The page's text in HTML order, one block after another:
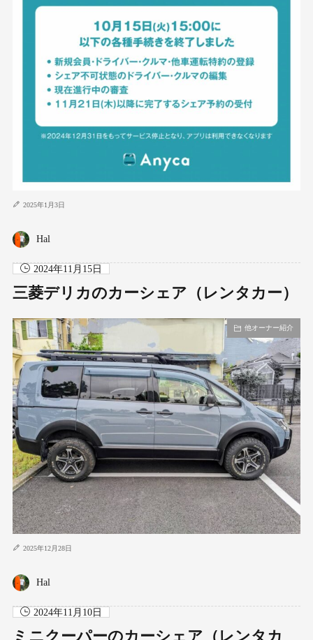
2025年1月3日
Hal
2024年11月15日
三菱デリカのカーシェア（レンタカー）
他オーナー紹介
2025年12月28日
Hal
2024年11月10日
ミニクーパーのカーシェア（レンタカ